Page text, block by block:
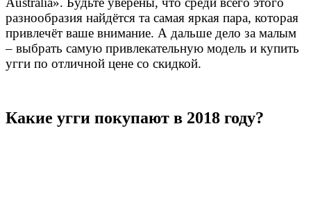
разнообразия найдётся та самая яркая пара, которая
привлечёт ваше внимание. А дальше дело за малым
– выбрать самую привлекательную модель и купить
угги по отличной цене со скидкой.
Какие угги покупают в 2018 году?